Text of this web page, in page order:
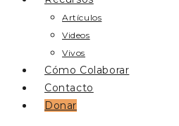
Artículos
Videos
Vivos
Cómo Colaborar
Contacto
Donar